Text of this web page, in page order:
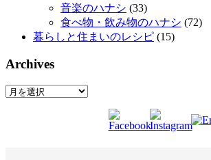
音楽のハナシ (33)
食べ物・飲み物のハナシ (72)
暮らしと住まいのレシピ (15)
Archives
Archives